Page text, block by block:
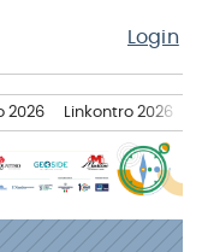
Login
2026 Linkontro 2026